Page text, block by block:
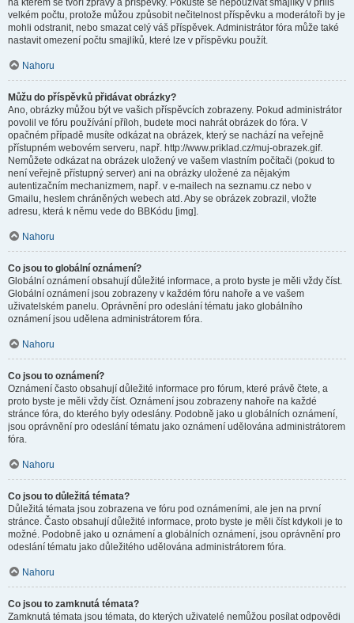
na kterém se tvoří zprávy a příspěvky. Pokuste se nepoužívat smajlíky v příliš
velkém počtu, protože můžou způsobit nečitelnost příspěvku a moderátoři by je
mohli odstranit, nebo smazat celý váš příspěvek. Administrátor fóra může také
nastavit omezení počtu smajlíků, které lze v příspěvku použít.
Nahoru
Můžu do příspěvků přidávat obrázky?
Ano, obrázky můžou být ve vašich příspěvcích zobrazeny. Pokud administrátor
povolil ve fóru používání příloh, budete moci nahrát obrázek do fóra. V
opačném případě musíte odkázat na obrázek, který se nachází na veřejně
přístupném webovém serveru, např. http://www.priklad.cz/muj-obrazek.gif.
Nemůžete odkázat na obrázek uložený ve vašem vlastním počítači (pokud to
není veřejně přístupný server) ani na obrázky uložené za nějakým
autentizačním mechanizmem, např. v e-mailech na seznamu.cz nebo v
Gmailu, heslem chráněných webech atd. Aby se obrázek zobrazil, vložte
adresu, která k němu vede do BBKódu [img].
Nahoru
Co jsou to globální oznámení?
Globální oznámení obsahují důležité informace, a proto byste je měli vždy číst.
Globální oznámení jsou zobrazeny v každém fóru nahoře a ve vašem
uživatelském panelu. Oprávnění pro odeslání tématu jako globálního
oznámení jsou udělena administrátorem fóra.
Nahoru
Co jsou to oznámení?
Oznámení často obsahují důležité informace pro fórum, které právě čtete, a
proto byste je měli vždy číst. Oznámení jsou zobrazeny nahoře na každé
stránce fóra, do kterého byly odeslány. Podobně jako u globálních oznámení,
jsou oprávnění pro odeslání tématu jako oznámení udělována administrátorem
fóra.
Nahoru
Co jsou to důležitá témata?
Důležitá témata jsou zobrazena ve fóru pod oznámeními, ale jen na první
stránce. Často obsahují důležité informace, proto byste je měli číst kdykoli je to
možné. Podobně jako u oznámení a globálních oznámení, jsou oprávnění pro
odeslání tématu jako důležitého udělována administrátorem fóra.
Nahoru
Co jsou to zamknutá témata?
Zamknutá témata jsou témata, do kterých uživatelé nemůžou posílat odpovědi